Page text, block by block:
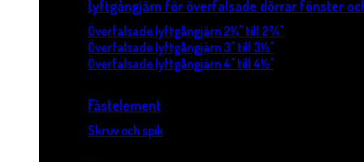
Lyftgångjärn för överfalsade dörrar fönster
Överfalsade lyftgångjärn 2¼" till 2¾"
Överfalsade lyftgångjärn 3" till 3½"
Överfalsade lyftgångjärn 4" till 4½"
Fästelement
Skruv och spik